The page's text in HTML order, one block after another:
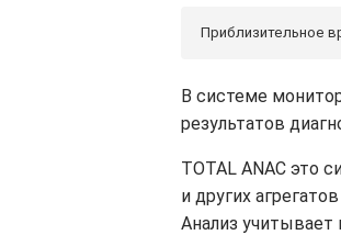
Приблизительное
В системе
результатов
TOTAL ANAC это
и других
Анализ учитывает